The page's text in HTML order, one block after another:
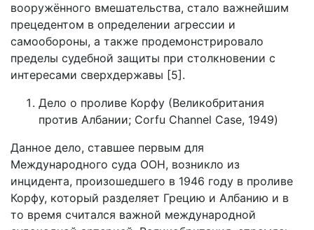
вооружённого вмешательства, стало важнейшим
прецедентом в определении агрессии и
самообороны, а также продемонстрировало
пределы судебной защиты при столкновении с
интересами сверхдержавы [5].
Дело о проливе Корфу (Великобритания
против Албании; Corfu Channel Case, 1949)
Данное дело, ставшее первым для
Международного суда ООН, возникло из
инцидента, произошедшего в 1946 году в проливе
Корфу, который разделяет Грецию и Албанию и в
то время считался важной международной